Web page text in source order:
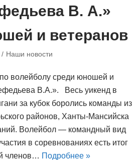
В. А.»
и ветеранов
Наши новости
волейболу среди юношей и
В.А.». Весь уикенд в
за кубок боролись команды из
районов, Ханты-Мансийска
Волейбол — командный вид
в соревнованиях есть итог
членов… Подробнее »